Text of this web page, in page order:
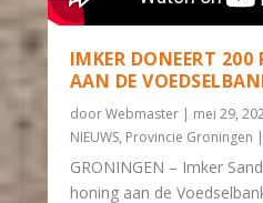
IMKER DONEERT
AAN DE
doorWebmaster| mei 29,
NIEUWS, Provincie Groningen |
GRONINGEN – Imker
honing aan de